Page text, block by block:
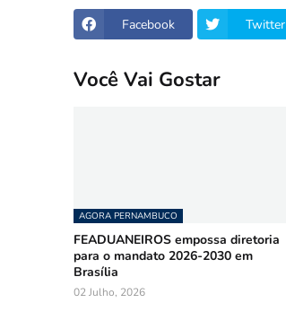
Facebook Twitter
Você Vai Gostar
AGORA PERNAMBUCO
FEADUANEIROS empossa diretoria
para o mandato 2026-2030 em
Brasília
02 Julho, 2026